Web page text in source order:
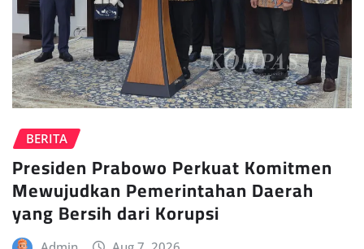
BERITA
Presiden Prabowo Perkuat Komitmen
Mewujudkan Pemerintahan Daerah
yang Bersih dari Korupsi